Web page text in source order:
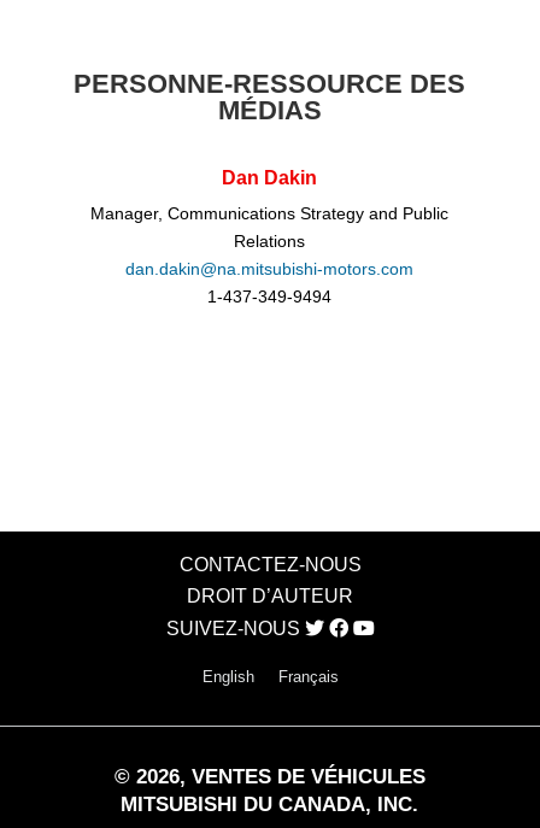
PERSONNE-RESSOURCE DES
MÉDIAS
Dan Dakin
Manager, Communications Strategy and Public
Relations
dan.dakin@na.mitsubishi-motors.com
1-437-349-9494
CONTACTEZ-NOUS
DROIT D’AUTEUR
SUIVEZ-NOUS
English Français
© 2026, VENTES DE VÉHICULES
MITSUBISHI DU CANADA, INC.